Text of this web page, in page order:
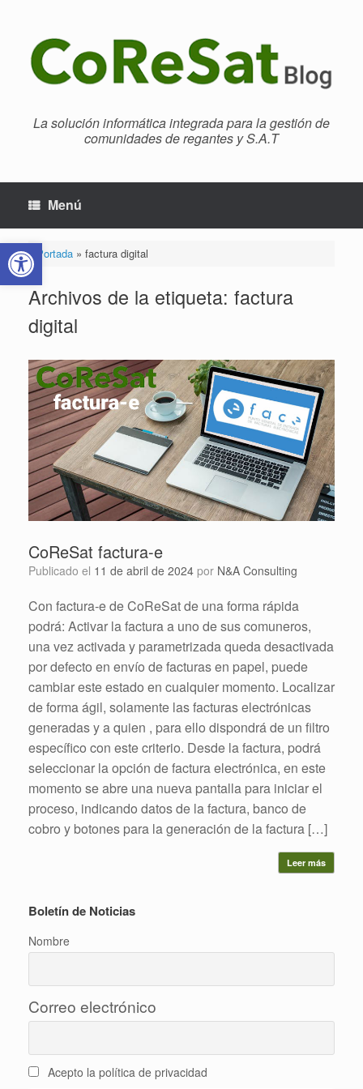
Abrir barra de herramientas
contenido
La solución informática integrada para la gestión de
comunidades de regantes y S.A.T
Menú
Portada» factura digital
Archivos de la etiqueta: factura
digital
CoReSat factura-e
Publicado el 11 de abril de 2024 por N&A Consulting
Con factura-e de CoReSat de una forma rápida
podrá: Activar la factura a uno de sus comuneros,
una vez activada y parametrizada queda desactivada
por defecto en envío de facturas en papel, puede
cambiar este estado en cualquier momento. Localizar
de forma ágil, solamente las facturas electrónicas
generadas y a quien , para ello dispondrá de un filtro
específico con este criterio. Desde la factura, podrá
seleccionar la opción de factura electrónica, en este
momento se abre una nueva pantalla para iniciar el
proceso, indicando datos de la factura, banco de
cobro y botones para la generación de la factura […]
Leer más
Boletín de Noticias
Nombre
Correo electrónico
Acepto la política de privacidad